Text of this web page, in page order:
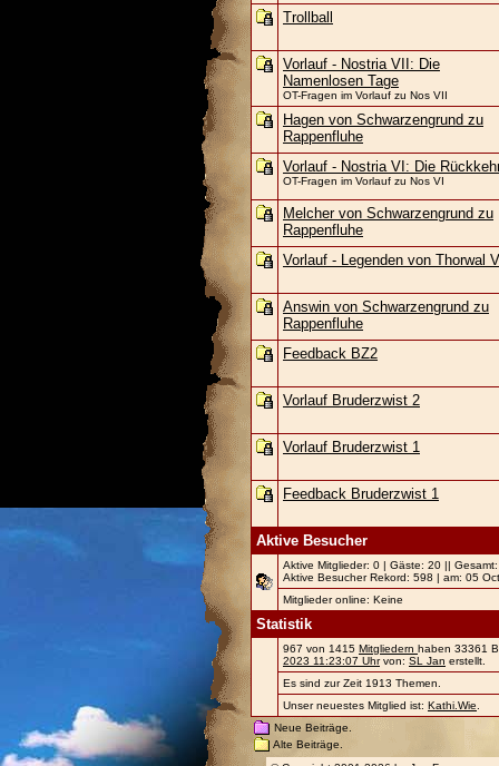
Trollball
Vorlauf - Nostria VII: Die
Namenlosen Tage
OT-Fragen im Vorlauf zu Nos VII
Hagen von Schwarzengrund zu
Rappenfluhe
Vorlauf - Nostria VI: Die
OT-Fragen im Vorlauf zu Nos VI
Melcher von Schwarzengrund zu
Rappenfluhe
Vorlauf - Legenden von Thorwal
Answin von Schwarzengrund zu
Rappenfluhe
Feedback BZ2
Vorlauf Bruderzwist 2
Vorlauf Bruderzwist 1
Feedback Bruderzwist 1
Aktive Besucher
Aktive Mitglieder: 0 | Gäste: 20 ||
Aktive Besucher Rekord: 598 | am: 05
Mitglieder online: Keine
Statistik
967 von 1415 Mitgliedern haben 33361
2023 11:23:07 Uhrvon: SL Jan erstellt.
Es sind zur Zeit 1913 Themen.
Unser neuestes Mitglied ist: Kathi.Wie
Neue Beiträge.
Alte Beiträge.